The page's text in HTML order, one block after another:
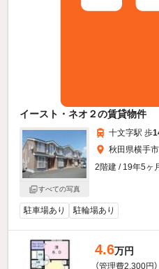
イースト・ネオ２の賃貸物件
すべての写真
十文字駅 歩
秋田県横手
2階建 / 19年5ヶ
駐車場あり 駐輪場あり
4.6万円
（管理費2,300円）